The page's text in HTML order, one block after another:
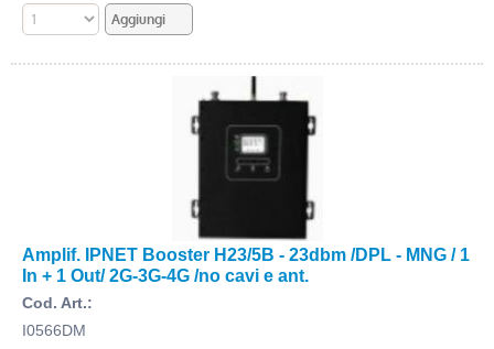
Amplif. IPNET Booster H23/5B - 23dbm /DPL - MNG / 1
In + 1 Out/ 2G-3G-4G /no cavi e ant.
Cod. Art.:
I0566DM